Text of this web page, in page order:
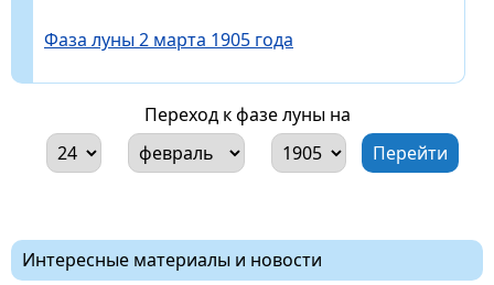
Фаза луны 2 марта 1905 года
Переход к фазе луны на
Интересные материалы и новости